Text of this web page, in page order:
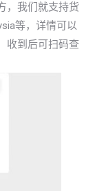
，我们就支持货
等，详情可以
收到后可扫码查